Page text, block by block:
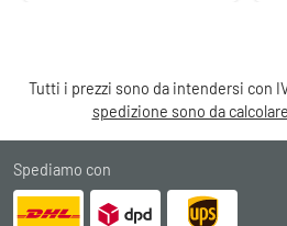
Tutti i prezzi sono da intendersi con
spedizione sono da
Spediamo con